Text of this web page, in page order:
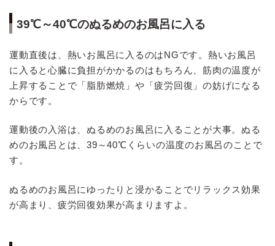
39℃～40℃のぬるめのお風呂に入る
運動直後は、熱いお風呂に入るのはNGです。熱いお風呂
に入ると心臓に負担がかかるのはもちろん、筋肉の温度が
上昇することで「脂肪燃焼」や「疲労回復」の妨げになる
からです。
運動後の入浴は、ぬるめのお風呂に入ることが大事。ぬる
めのお風呂とは、39～40℃くらいの温度のお風呂のことで
す。
ぬるめのお風呂にゆったりと浸かることでリラックス効果
が高まり、疲労回復効果が高まりますよ。